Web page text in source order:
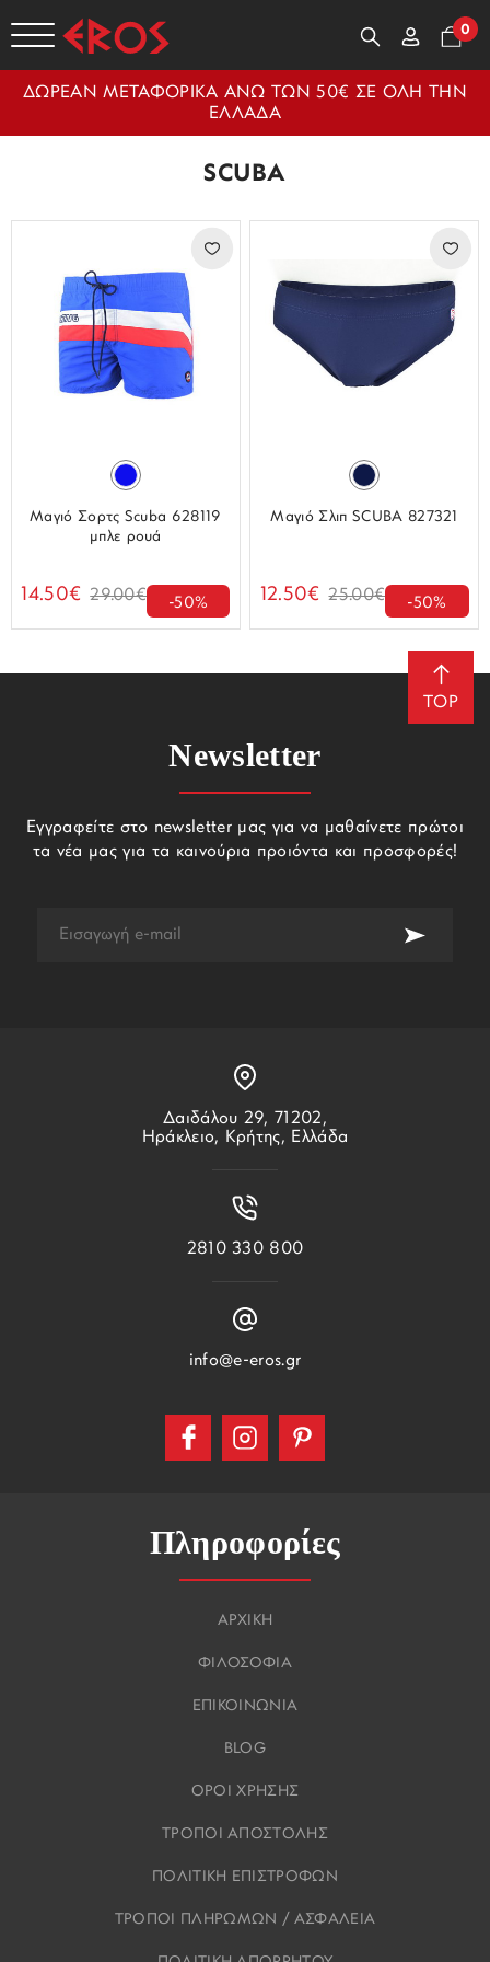
0
ΔΩΡΕΑΝ ΜΕΤΑΦΟΡΙΚΑ ΑΝΩ ΤΩΝ 50€ ΣΕ ΟΛΗ ΤΗΝ
ΕΛΛΑΔΑ
SCUBA
Μαγιό Σορτς Scuba 628119
μπλε ρουά
14.50€ 29.00€ -50%
Μαγιό Σλιπ SCUBA 827321
12.50€ 25.00€ -50%
TOP
Πληροφορίες
ΑΡΧΙΚΗ
ΦΙΛΟΣΟΦΙΑ
ΕΠΙΚΟΙΝΩΝΙΑ
BLOG
ΟΡΟΙ ΧΡΗΣΗΣ
ΤΡΟΠΟΙ ΑΠΟΣΤΟΛΗΣ
ΠΟΛΙΤΙΚΗ ΕΠΙΣΤΡΟΦΩΝ
ΤΡΟΠΟΙ ΠΛΗΡΩΜΩΝ / ΑΣΦΑΛΕΙΑ
Δαιδάλου 29, 71202,
Ηράκλειο, Κρήτης, Ελλάδα
2810 330 800
info@e-eros.gr
Newsletter
Εγγραφείτε στο newsletter μας για να μαθαίνετε πρώτοι
τα νέα μας για τα καινούρια προιόντα και προσφορές!